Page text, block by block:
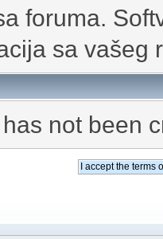
foruma.
sa vašeg
not been